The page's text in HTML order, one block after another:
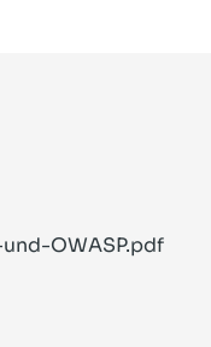
OWASP.pdf